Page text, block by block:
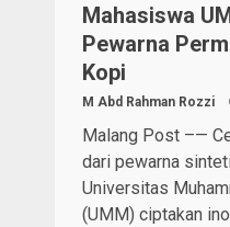
Mahasiswa
Pewarna
Kopi
M Abd Rahman Rozzi
Malang Post –—
dari pewarna
Universitas
(UMM) ciptakan